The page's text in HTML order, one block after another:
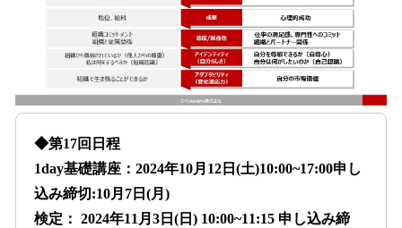
◆第17回日程
1day基礎講座：2024年10月12日(土)10:00~17:00申し
込み締切:10月7日(月)
検定： 2024年11月3日(日) 10:00~11:15 申し込み締